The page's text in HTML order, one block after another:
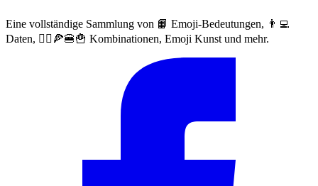
Eine vollständige Sammlung von 📙 Emoji-Bedeutungen, 👨‍💻
Daten, 🙅‍♀️🍕🍔🍟 Kombinationen, Emoji Kunst und mehr.